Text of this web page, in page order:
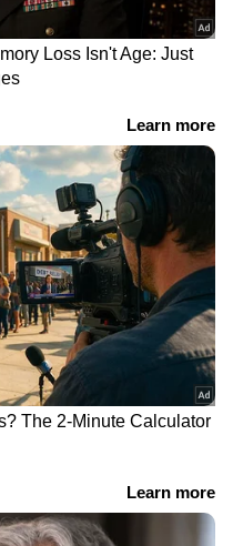
ബി, സി
പിടിപെട്ടാൽ
കരളിന്റെ